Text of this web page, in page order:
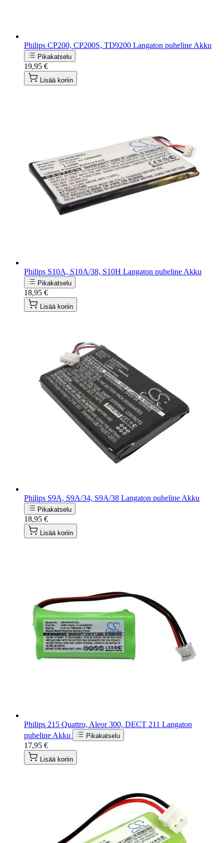
Philips CP200, CP200S, TD9200 Langaton puheline Akku
Pikakatselu
19,95 €
Lisää koriin
Philips S10A, S10A/38, S10H Langaton puheline Akku
Pikakatselu
18,95 €
Lisää koriin
Philips S9A, S9A/34, S9A/38 Langaton puheline Akku
Pikakatselu
18,95 €
Lisää koriin
Philips 215 Quattro, Aleor 300, DECT 211 Langaton
puheline Akku
Pikakatselu
17,95 €
Lisää koriin